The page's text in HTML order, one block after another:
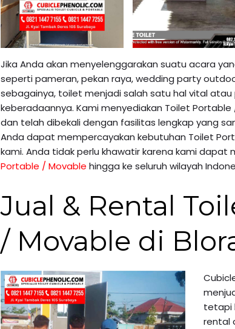
Jika Anda akan menyelenggarakan suatu acara
seperti pameran, pekan raya, wedding party
sebagainya, toilet menjadi salah satu hal vital atau
keberadaannya. Kami menyediakan Toilet
dan telah dibekali dengan fasilitas lengkap yang
Anda dapat mempercayakan kebutuhan Toilet
kami. Anda tidak perlu khawatir karena kami dapat
Portable / Movable hingga ke seluruh wilayah
Jual & Rental
/ Movable di
tetapi
rental